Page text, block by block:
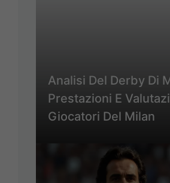
Analisi Del Derby Di
Prestazioni E
Giocatori Del Milan